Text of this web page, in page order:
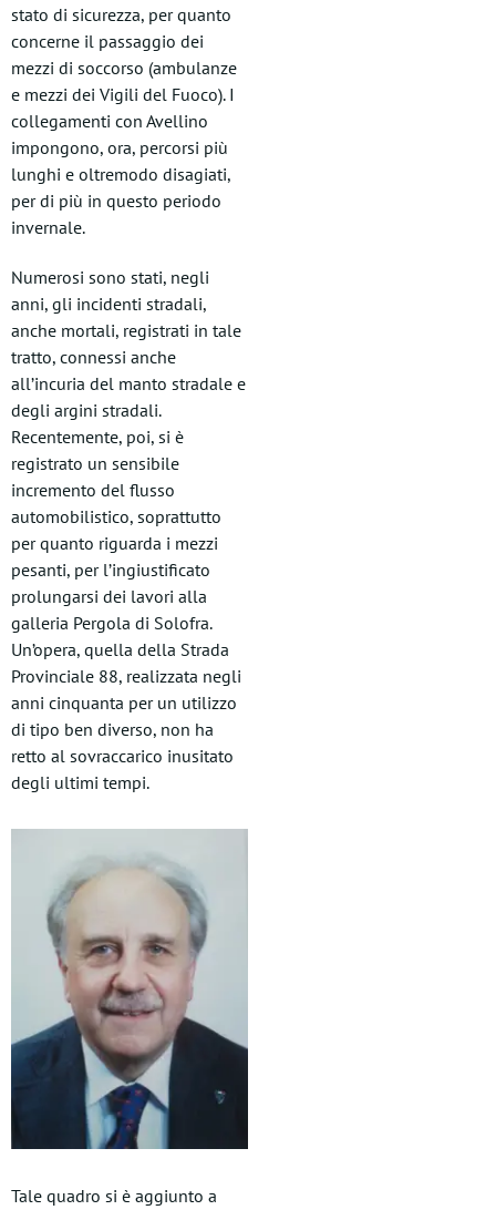
stato di sicurezza, per quanto
concerne il passaggio dei
mezzi di soccorso (ambulanze
e mezzi dei Vigili del Fuoco). I
collegamenti con Avellino
impongono, ora, percorsi più
lunghi e oltremodo disagiati,
per di più in questo periodo
invernale.
Numerosi sono stati, negli
anni, gli incidenti stradali,
anche mortali, registrati in tale
tratto, connessi anche
all’incuria del manto stradale e
degli argini stradali.
Recentemente, poi, si è
registrato un sensibile
incremento del flusso
automobilistico, soprattutto
per quanto riguarda i mezzi
pesanti, per l’ingiustificato
prolungarsi dei lavori alla
galleria Pergola di Solofra.
Un’opera, quella della Strada
Provinciale 88, realizzata negli
anni cinquanta per un utilizzo
di tipo ben diverso, non ha
retto al sovraccarico inusitato
degli ultimi tempi.
Tale quadro si è aggiunto a